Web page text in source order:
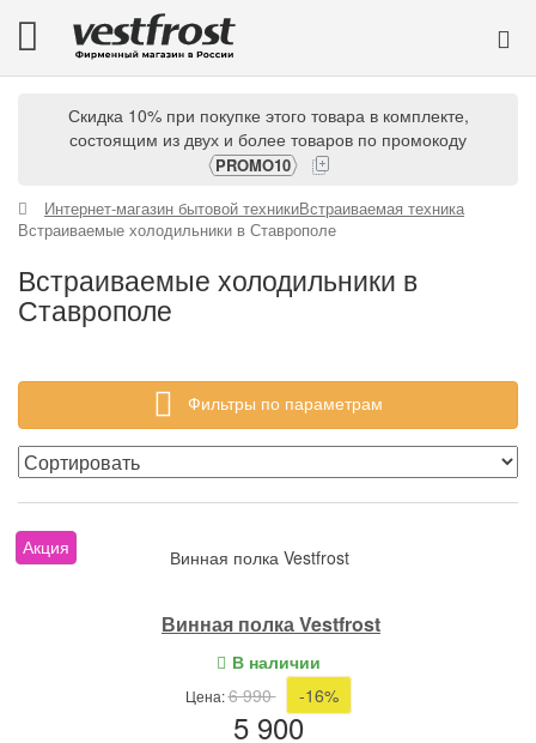
Скидка 10% при покупке этого товара в комплекте,
PROMO10
Интернет-магазин бытовой техникиВстраиваемая техника
Встраиваемые холодильники в Ставрополе
Встраиваемые холодильники в
Ставрополе
Фильтры по параметрам
Акция Винная полка Vestfrost
Винная полка Vestfrost
В наличии
Цена:6 990 -16%
5 900